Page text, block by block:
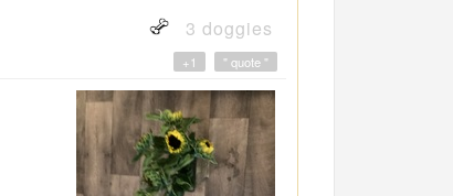
3 doggies
" quote "
+1